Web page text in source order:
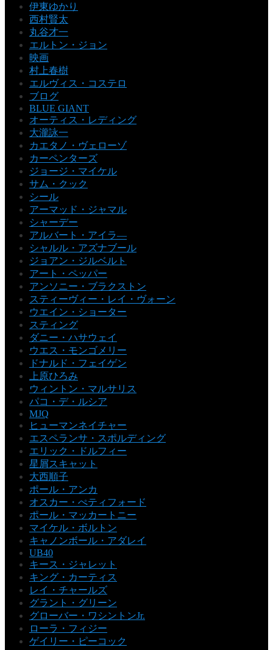
伊東ゆかり
西村賢太
丸谷才一
エルトン・ジョン
映画
村上春樹
エルヴィス・コステロ
ブログ
BLUE GIANT
オーティス・レディング
大瀧詠一
カエタノ・ヴェローゾ
カーペンターズ
ジョージ・マイケル
サム・クック
シール
アーマッド・ジャマル
シャーデー
アルバート・アイラ―
シャルル・アズナブール
ジョアン・ジルベルト
アート・ペッパー
アンソニー・ブラクストン
スティーヴィー・レイ・ヴォーン
ウエイン・ショーター
スティング
ダニー・ハサウェイ
ウエス・モンゴメリー
ドナルド・フェイゲン
上原ひろみ
ウィントン・マルサリス
パコ・デ・ルシア
MJQ
ヒューマンネイチャー
エスペランサ・スポルディング
エリック・ドルフィー
星屑スキャット
大西順子
ポール・アンカ
オスカー・ぺティフォード
ポール・マッカートニー
マイケル・ボルトン
キャノンボール・アダレイ
UB40
キース・ジャレット
キング・カーティス
レイ・チャールズ
グラント・グリーン
グローバー・ワシントンJr.
ローラ・フィジー
ゲイリー・ピーコック